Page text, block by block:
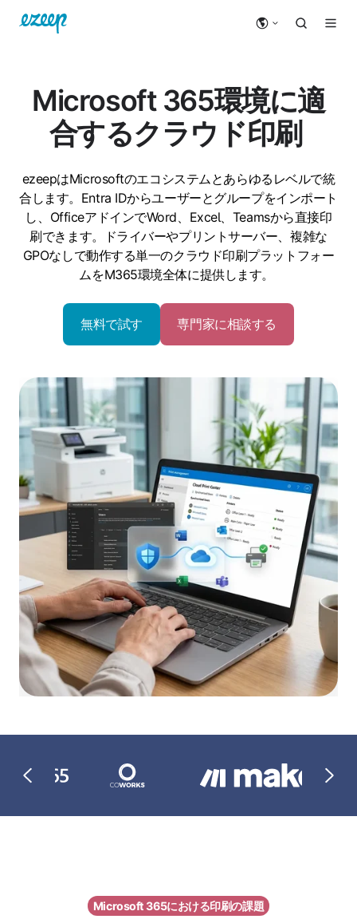
Microsoft 365環境に適
合するクラウド印刷
ezeepはMicrosoftのエコシステムとあらゆるレベルで統
合します。Entra IDからユーザーとグループをインポート
し、OfficeアドインでWord、Excel、Teamsから直接印
刷できます。ドライバーやプリントサーバー、複雑な
GPOなしで動作する単一のクラウド印刷プラットフォー
ムをM365環境全体に提供します。
無料で試す 専門家に相談する
Microsoft 365における印刷の課題